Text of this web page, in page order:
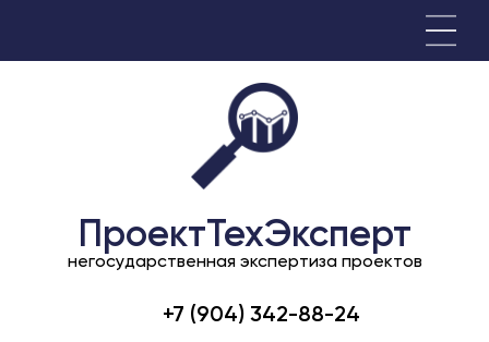
ПроектТехЭксперт
негосударственная экспертиза проектов
+7 (904) 342-88-24